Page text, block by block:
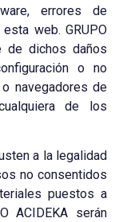
errores de
web. GRUPO
de dichos daños
o no
navegadores de
de los
a la legalidad
no consentidos
puestos a
ACIDEKA serán